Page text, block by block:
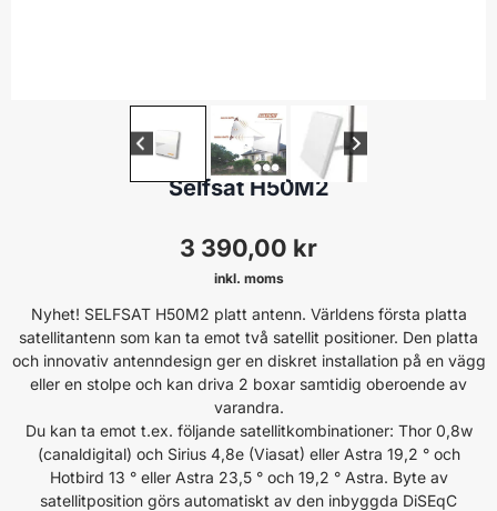
80-99 CM
Selfsat H50M2
3 390,00 kr
inkl. moms
Nyhet! SELFSAT H50M2 platt antenn. Världens första platta
satellitantenn som kan ta emot två satellit positioner. Den platta
och innovativ antenndesign ger en diskret installation på en vägg
eller en stolpe och kan driva 2 boxar samtidig oberoende av
varandra.
Du kan ta emot t.ex. följande satellitkombinationer: Thor 0,8w
(canaldigital) och Sirius 4,8e (Viasat) eller Astra 19,2 ° och
Hotbird 13 ° eller Astra 23,5 ° och 19,2 ° Astra. Byte av
satellitposition görs automatiskt av den inbyggda DiSEqC